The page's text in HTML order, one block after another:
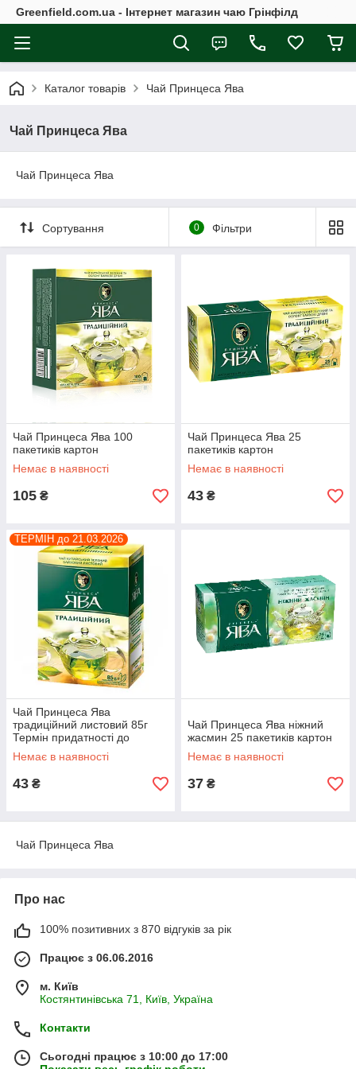
Greenfield.com.ua - Інтернет магазин чаю Грінфілд
Каталог товарів Чай Принцеса Ява
Чай Принцеса Ява
Чай Принцеса Ява
Сортування 0 Фільтри
Чай Принцеса Ява 100
пакетиків картон
Немає в наявності
105 ₴
Чай Принцеса Ява 25
пакетиків картон
Немає в наявності
43 ₴
ТЕРМІН до 21.03.2026
Чай Принцеса Ява
традиційний листовий 85г
Термін придатності до
21.03.26
Немає в наявності
43 ₴
Чай Принцеса Ява ніжний
жасмин 25 пакетиків картон
Немає в наявності
37 ₴
Чай Принцеса Ява
Про нас
100% позитивних з 870 відгуків за рік
Працює з 06.06.2016
м. Київ
Костянтинівська 71, Київ, Україна
Контакти
Сьогодні працює з 10:00 до 17:00